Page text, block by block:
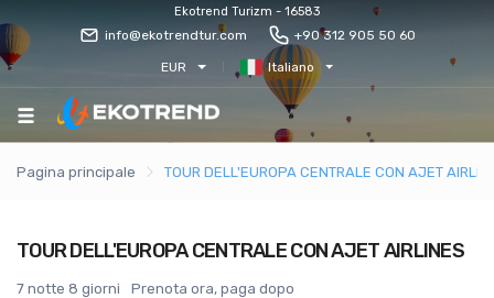
Ekotrend Turizm - 16583
info@ekotrendtur.com +90 312 905 50 60
EUR Italiano
Pagina principale TOUR DELL'EUROPA CENTRALE CON AJET
TOUR DELL'EUROPA CENTRALE CON AJET AIRLINES
7 notte 8 giorni Prenota ora, paga dopo